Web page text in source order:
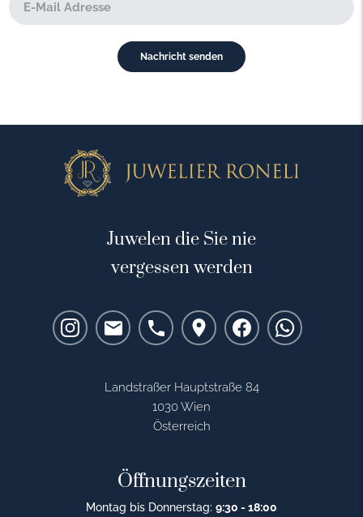
Juwelen die Sie nie
vergessen werden
Landstraßer Hauptstraße 84
1030 Wien
Österreich
Öffnungszeiten
Montag bis Donnerstag: 9:30 - 18:00